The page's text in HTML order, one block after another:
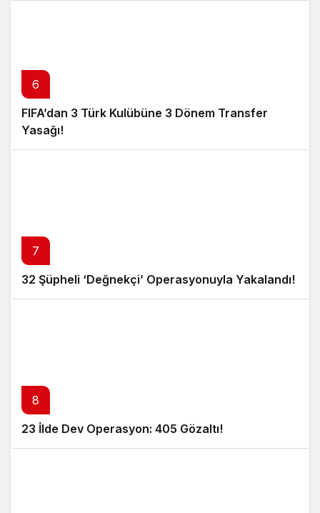
6
FIFA’dan 3 Türk Kulübüne 3 Dönem Transfer
Yasağı!
7
32 Şüpheli ‘Değnekçi’ Operasyonuyla Yakalandı!
8
23 İlde Dev Operasyon: 405 Gözaltı!